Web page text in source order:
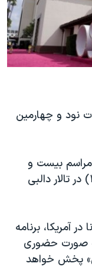
نود و چهارمین
مراسم بیست و
هفتم مارس ۲۰۲۲ (هفت فروردین ۱۴۰۱) در تالار دالبی
آمریکا، برنامه
صورت حضوری
پخش خواهد